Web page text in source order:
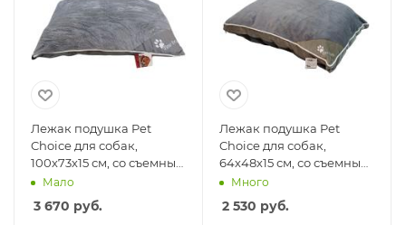
Лежак подушка Pet
Choice для собак,
100х73х15 см, со съемным
чехлом на молнии,
Мало
3 670 руб.
Лежак подушка Pet
Choice для собак,
64х48х15 см, со съемным
чехлом, серый
Много
2 530 руб.